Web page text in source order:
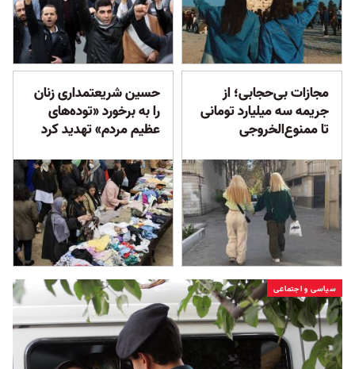
مجازات بی‌حجابی؛ از
جریمه سه میلیارد تومانی
تا ممنوع‌الخروجی
حسین شریعتمداری زنان
را به برخورد «توده‌های
عظیم مردم» تهدید کرد
سیاسی و اجتماعی